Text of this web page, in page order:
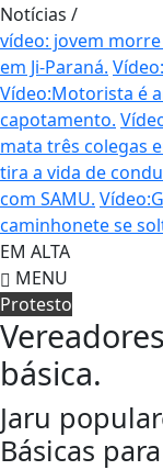
Notícias /
vídeo: jovem
em Ji-Paraná.
Vídeo:Motorista é
capotamento.
mata três colegas
tira a vida de
com SAMU.
caminhonete se
EM ALTA
MENU
Protesto
básica.
Jaru
Básicas